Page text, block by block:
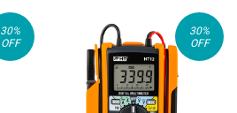
30%
OFF
30%
OFF